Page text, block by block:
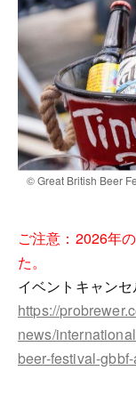
© Great British Beer
ご注意：2026年
た。
イベントキャンセ
https://
news/
beer-festival-